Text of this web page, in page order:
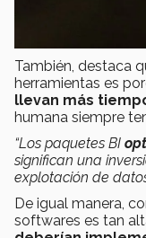
También, destaca
herramientas es
llevan más
humana siempre
“Los paquetes BI
significan una
explotación de
De igual manera,
softwares es tan